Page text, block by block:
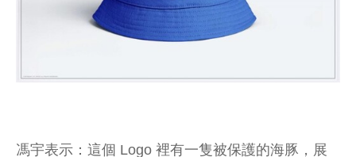
馮宇表示：這個 Logo 裡有一隻被保護的海豚，展